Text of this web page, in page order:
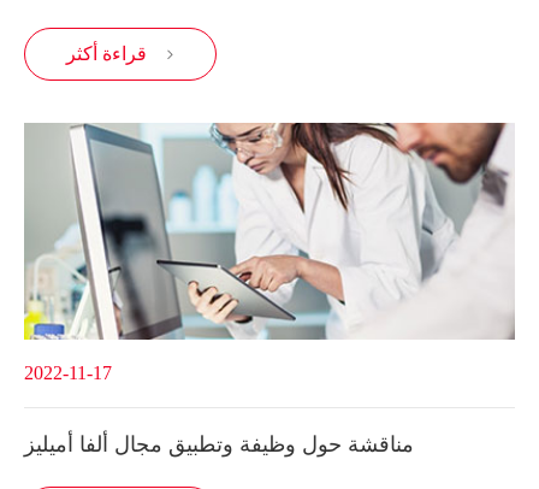
قراءة أكثر 
2022-11-17
مناقشة حول وظيفة وتطبيق مجال ألفا أميليز